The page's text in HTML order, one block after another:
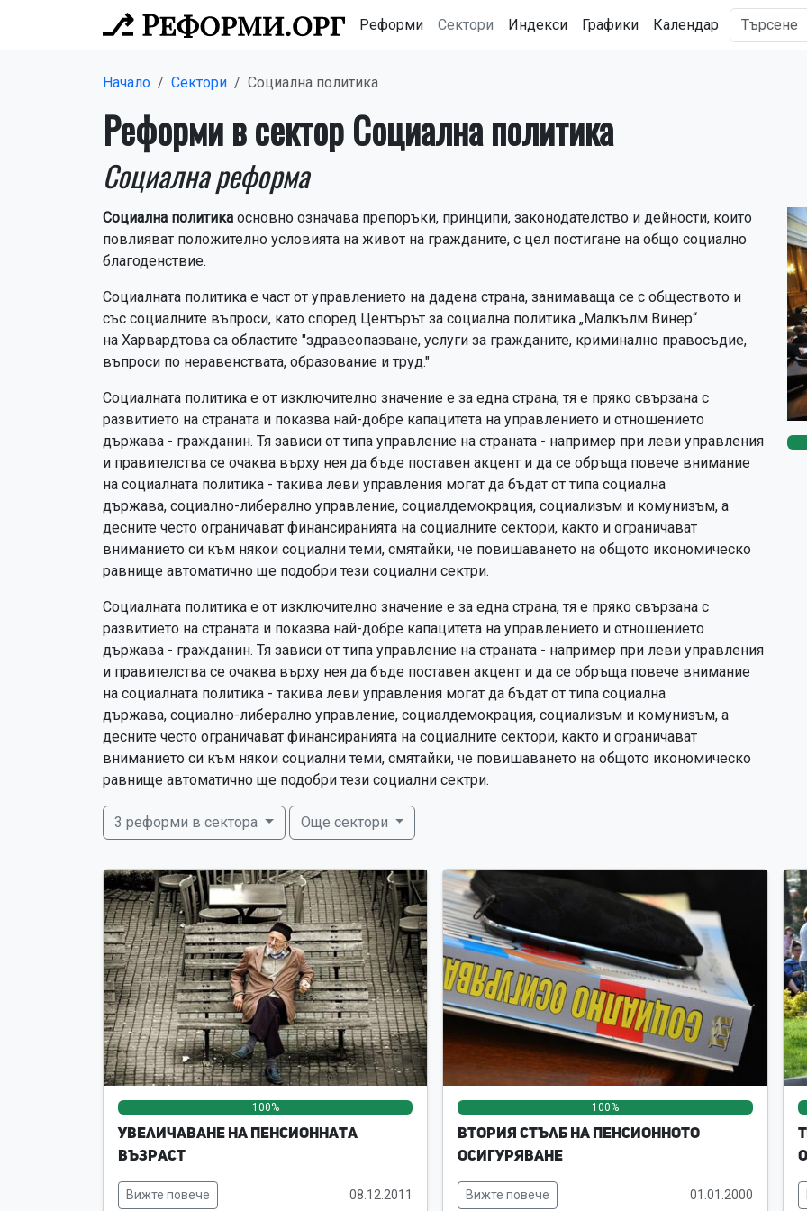
Реформи Сектори Индекси Графики Календар
Начало Сектори Социална политика
Реформи в сектор Социална политика
Социална реформа
Социална политика основно означава препоръки, принципи, законодателство и дейности, които
повлияват положително условията на живот на гражданите, с цел постигане на общо социално
благоденствие.
Социалната политика е част от управлението на дадена страна, занимаваща се с обществото и
със социалните въпроси, като според Центърът за социална политика „Малкълм Винер“
на Харвардтова са областите "здравеопазване, услуги за гражданите, криминално правосъдие,
въпроси по неравенствата, образование и труд."
Социалната политика е от изключително значение е за една страна, тя е пряко свързана с
развитието на страната и показва най-добре капацитета на управлението и отношението
държава - гражданин. Тя зависи от типа управление на страната - например при леви управления
и правителства се очаква върху нея да бъде поставен акцент и да се обръща повече внимание
на социалната политика - такива леви управления могат да бъдат от типа социална
държава, социално-либерално управление, социалдемокрация, социализъм и комунизъм, а
десните често ограничават финансиранията на социалните сектори, както и ограничават
вниманието си към някои социални теми, смятайки, че повишаването на общото икономическо
равнище автоматично ще подобри тези социални сектри.
Социалната политика е от изключително значение е за една страна, тя е пряко свързана с
развитието на страната и показва най-добре капацитета на управлението и отношението
държава - гражданин. Тя зависи от типа управление на страната - например при леви управления
и правителства се очаква върху нея да бъде поставен акцент и да се обръща повече внимание
на социалната политика - такива леви управления могат да бъдат от типа социална
държава, социално-либерално управление, социалдемокрация, социализъм и комунизъм, а
десните често ограничават финансиранията на социалните сектори, както и ограничават
вниманието си към някои социални теми, смятайки, че повишаването на общото икономическо
равнище автоматично ще подобри тези социални сектри.
3 реформи в сектора Още сектори
100%
Увеличаване на пенсионната
възраст
Вижте повече 08.12.2011
100% 0%
0%
Втория стълб на пенсионното
осигуряване
Вижте повече 01.01.2000